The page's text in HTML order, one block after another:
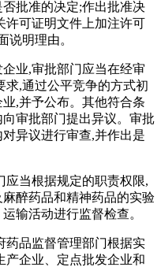
批准的决定;作出批准决
许可证明文件上加注许可
说明理由。
业,审批部门应当在经审
求,通过公平竞争的方式初
,并予公布。其他符合条
审批部门提出异议。审批
异议进行审查,并作出是
应当根据规定的职责权限,
醉药品和精神药品的实验
输活动进行监督检查。
药品监督管理部门根据实
产企业、定点批发企业和